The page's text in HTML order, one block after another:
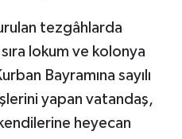
tezgâhlarda
lokum ve kolonya
Bayramına sayılı
yapan vatandaş,
kendilerine heyecan